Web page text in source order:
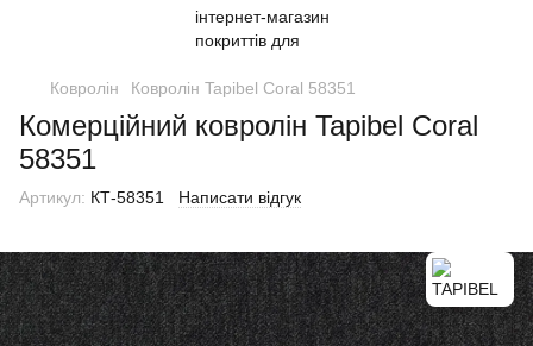
Ковролін Ковролін Tapibel Coral 58351
Комерційний ковролін Tapibel Coral
58351
Артикул: КТ-58351 Написати відгук